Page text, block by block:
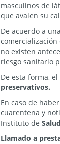
masculinos de
que avalen su
De acuerdo a
no existen
riesgo sanitario
De esta forma,
preservativos.
En caso de
cuarentena y
Instituto de
Llamado a